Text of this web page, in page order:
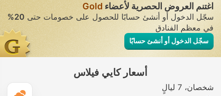
اغتنم العروض الحصرية لأعضاء Gold
سجّل الدخول أو أنشئ حسابًا للحصول على خصومات حتى20%
في معظم الفنادق
سجّل الدخول أو أنشئ حسابًا
أسعار كايي فيلاس
شخصان 7 ليالٍ